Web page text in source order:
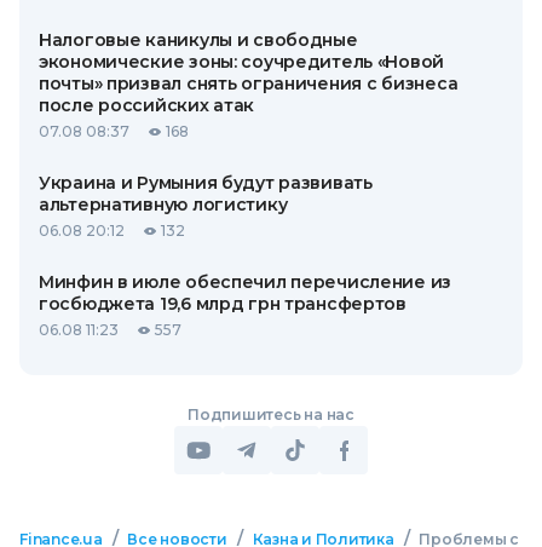
Налоговые каникулы и свободные
экономические зоны: соучредитель «Новой
почты» призвал снять ограничения с бизнеса
после российских атак
07.08 08:37 168
Украина и Румыния будут развивать
альтернативную логистику
06.08 20:12 132
Минфин в июле обеспечил перечисление из
госбюджета 19,6 млрд грн трансфертов
06.08 11:23 557
Подпишитесь на нас
Finance.ua / Все новости / Казна и Политика / Проблемы с